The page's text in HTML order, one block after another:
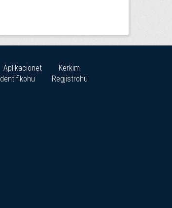
Aplikacionet
Kërkim
Identifikohu Regjistrohu